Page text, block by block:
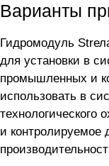
Варианты
Гидромодуль
для установки в
промышленных и
использовать в
технологического
и контролируемое